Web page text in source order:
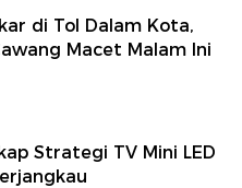
di Tol Dalam Kota,
Macet Malam Ini
Strategi TV Mini LED